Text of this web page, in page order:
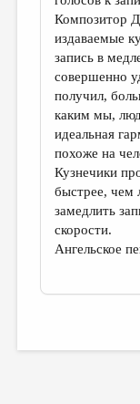
Композитор
издаваемые
запись в
совершенно
получил,
каким мы,
идеальная
похоже на
Кузнечики
быстрее,
замедлить
скорости.
Ангельское